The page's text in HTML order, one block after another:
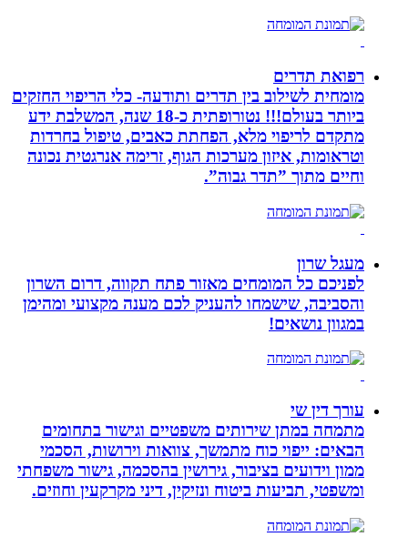
רפואת תדרים
מומחית לשילוב בין תדרים ותודעה- כלי הריפוי החזקים
ביותר בעולם!!! נטורופתית כ-18 שנה, המשלבת ידע
מתקדם לריפוי מלא, הפחתת כאבים, טיפול בחרדות
וטראומות, איזון מערכות הגוף, זרימה אנרגטית נכונה
וחיים מתוך ”תדר גבוה”.
מעגל שרון
לפניכם כל המומחים מאזור פתח תקווה, דרום השרון
והסביבה, שישמחו להעניק לכם מענה מקצועי ומהימן
במגוון נושאים!
עורך דין שי
מתמחה במתן שירותים משפטיים וגישור בתחומים
הבאים: ייפוי כוח מתמשך, צוואות וירושות, הסכמי
ממון וידועים בציבור, גירושין בהסכמה, גישור משפחתי
ומשפטי, תביעות ביטוח ונזיקין, דיני מקרקעין וחוזים.